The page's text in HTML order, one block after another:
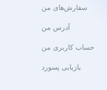
سفارش‌های من
آدرس من
حساب کاربری من
بازیابی پسورد